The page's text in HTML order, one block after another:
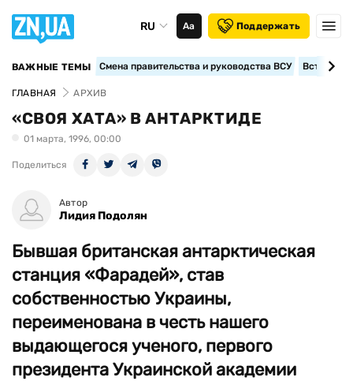
RU Аа Поддержать
ВАЖНЫЕ ТЕМЫ Смена правительства и руководства ВСУ
ГЛАВНАЯ АРХИВ
«СВОЯ ХАТА» В АНТАРКТИДЕ
01 марта, 1996, 00:00
Поделиться
Автор
Лидия Подолян
Бывшая британская антарктическая
станция «Фарадей», став
собственностью Украины,
переименована в честь нашего
выдающегося ученого, первого
президента Украинской академии